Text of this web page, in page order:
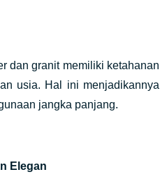
dan granit memiliki ketahanan
usia. Hal ini menjadikannya
jangka panjang.
Elegan